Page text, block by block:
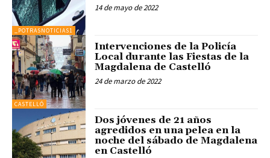
_POTRASNOTICIAS1
14 de mayo de 2022
CASTELLÓ
Intervenciones de la Policía
Local durante las Fiestas de la
Magdalena de Castelló
24 de marzo de 2022
Dos jóvenes de 21 años
agredidos en una pelea en la
noche del sábado de Magdalena
en Castelló